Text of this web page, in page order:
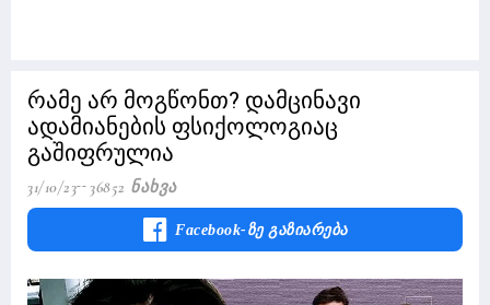
რამე არ მოგწონთ? დამცინავი
ადამიანების ფსიქოლოგიაც
გაშიფრულია
31/10/23 36852 Ნახვა
Facebook-Ზე Გაზიარება